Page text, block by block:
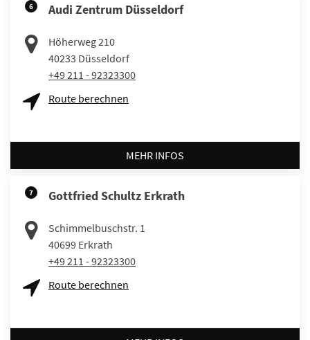
6 Audi Zentrum Düsseldorf
Höherweg 210
40233 Düsseldorf
+49 211 - 92323300
Route berechnen
MEHR INFOS
7 Gottfried Schultz Erkrath
Schimmelbuschstr. 1
40699 Erkrath
+49 211 - 92323300
Route berechnen